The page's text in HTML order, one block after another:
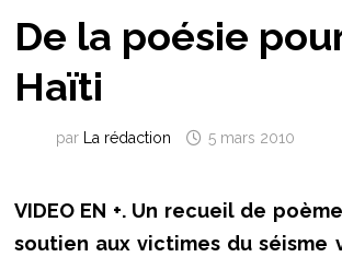
De la poésie
Haïti
par La rédaction 5 mars 2010
VIDEO EN +. Un recueil de
soutien aux victimes du séisme